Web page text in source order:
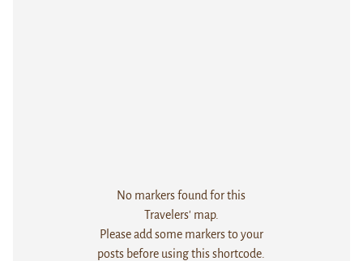
No markers found for this
Travelers' map.
Please add some markers to your
posts before using this shortcode.